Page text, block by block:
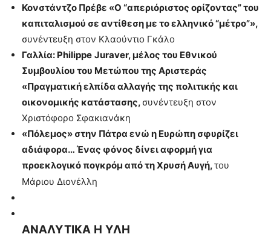
Κονστάντζο Πρέβε «Ο “απεριόριστος ορίζοντας” του
καπιταλισμού σε αντίθεση με το ελληνικό “μέτρο”»,
συνέντευξη στον Κλαούντιο Γκάλο
Γαλλία: Philippe Juraver, μέλος του Εθνικού
Συμβουλίου του Μετώπου της Αριστεράς
«Πραγματική ελπίδα αλλαγής της πολιτικής και
οικονομικής κατάστασης, συνέντευξη στον
Χριστόφορο Σφακιανάκη
«Πόλεμος» στην Πάτρα ενώ η Ευρώπη σφυρίζει
αδιάφορα… Ένας φόνος δίνει αφορμή για
προεκλογικό πογκρόμ από τη Χρυσή Αυγή,του
Μάριου Διονέλλη
ΑΝΑΛΥΤΙΚΑ Η ΥΛΗ